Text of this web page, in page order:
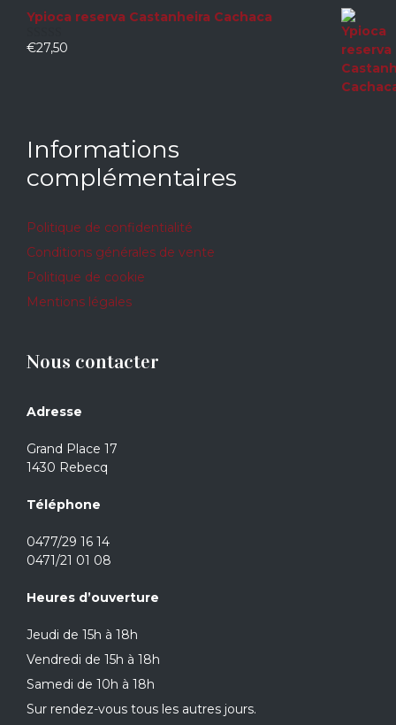
Ypioca reserva Castanheira Cachaca
0
€27,50
Informations
complémentaires
Politique de confidentialité
Conditions générales de vente
Politique de cookie
Mentions légales
Nous contacter
Adresse
Grand Place 17
1430 Rebecq
Téléphone
0477/29 16 14
0471/21 01 08
Heures d’ouverture
Jeudi de 15h à 18h
Vendredi de 15h à 18h
Samedi de 10h à 18h
Sur rendez-vous tous les autres jours.